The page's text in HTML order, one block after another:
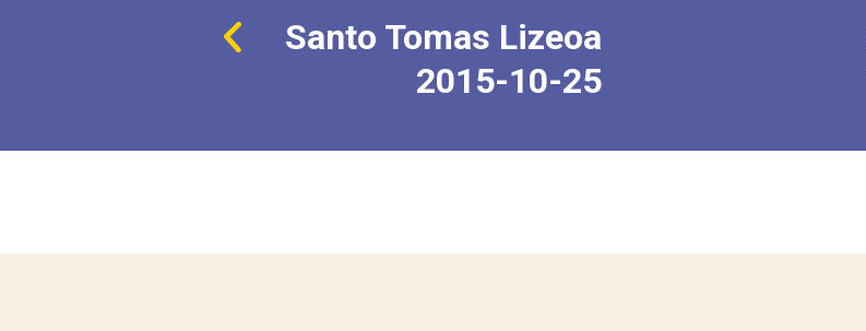
Santo Tomas Lizeoa
2015-10-25